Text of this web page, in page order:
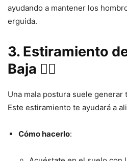
ayudando a mantener los
erguida.
3. Estiramiento
Baja 🧘‍♀️
Una mala postura suele generar
Este estiramiento te ayudará a
Cómo hacerlo: